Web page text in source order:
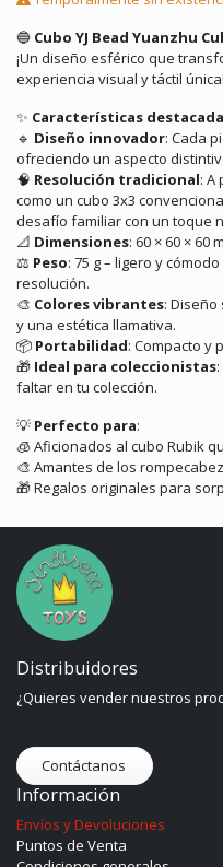
🔵 Cubo YJ Bead Yuanzhu
¡Un diseño esférico que
experiencia visual y táctil única!
✨ Características
🔹 Diseño innovador: Cada
ofreciendo un aspecto
🧠 Resolución tradicional: A
como un cubo 3x3
desafío familiar con un toque
📐 Dimensiones: 60 × 60 × 60
⚖️ Peso: 75 g – ligero y
resolución.
🎨 Colores vibrantes: Diseño
y una estética llamativa.
📦 Portabilidad: Compacto y
🎁 Ideal para coleccionistas:
faltar en tu colección.
💡 Perfecto para:
🧊Aficionados al cubo Rubik
🎨 Amantes de los
🎁Regalos originales para
Distribuidores
¿Quieres vender nuestros
Contáctanos
Información
Envíos y Devoluciones
Puntos de Venta